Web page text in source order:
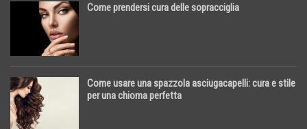
Come prendersi cura delle sopracciglia
Come usare una spazzola asciugacapelli: cura e stile
per una chioma perfetta